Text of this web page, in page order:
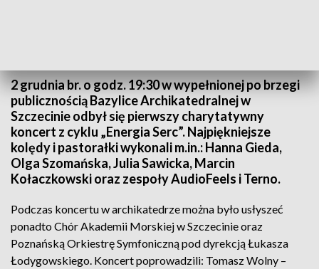
2 grudnia br. o godz. 19:30 w wypełnionej po brzegi
publicznością Bazylice Archikatedralnej w
Szczecinie odbył się pierwszy charytatywny
koncert z cyklu „Energia Serc”. Najpiękniejsze
kolędy i pastorałki wykonali m.in.: Hanna Gieda,
Olga Szomańska, Julia Sawicka, Marcin
Kołaczkowski oraz zespoły AudioFeels i Terno.
Podczas koncertu w archikatedrze można było usłyszeć
ponadto Chór Akademii Morskiej w Szczecinie oraz
Poznańską Orkiestrę Symfoniczną pod dyrekcją Łukasza
Łodygowskiego. Koncert poprowadzili: Tomasz Wolny –